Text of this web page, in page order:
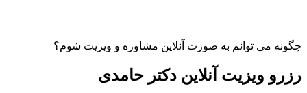
چگونه می توانم به صورت آنلاین مشاوره و ویزیت شوم؟
رزرو ویزیت آنلاین دکتر حامدی